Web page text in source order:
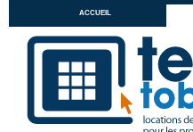
accueil